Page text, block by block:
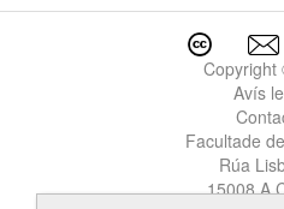
Garcia6
Garcia Lopez del Faro
Garcia Perez
Copyright
Avís
Facultade
Rúa
15008 A